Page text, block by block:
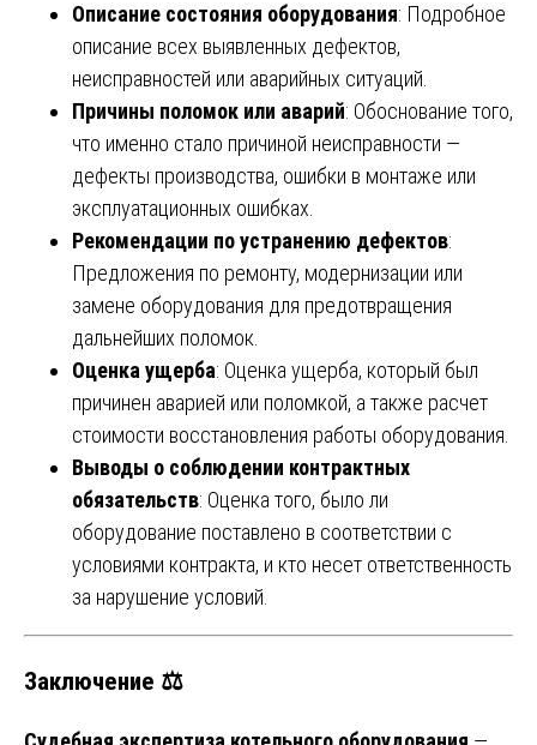
Описание состояния оборудования: Подробное
описание всех выявленных дефектов,
неисправностей или аварийных ситуаций.
Причины поломок или аварий: Обоснование того,
что именно стало причиной неисправности —
дефекты производства, ошибки в монтаже или
эксплуатационных ошибках.
Рекомендации по устранению дефектов:
Предложения по ремонту, модернизации или
замене оборудования для предотвращения
дальнейших поломок.
Оценка ущерба: Оценка ущерба, который был
причинен аварией или поломкой, а также расчет
стоимости восстановления работы оборудования.
Выводы о соблюдении контрактных
обязательств: Оценка того, было ли
оборудование поставлено в соответствии с
условиями контракта, и кто несет ответственность
за нарушение условий.
Заключение ⚖️